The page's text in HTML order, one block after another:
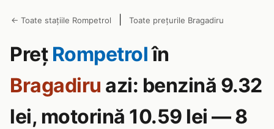
← Toate stațiile Rompetrol Toate prețurile Bragadiru
Preț Rompetrolîn
Bragadiru azi: benzină 9.32
lei, motorină 10.59 lei — 8